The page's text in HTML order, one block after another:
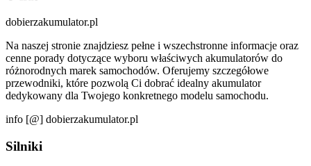
dobierzakumulator.pl
Na naszej stronie znajdziesz pełne i wszechstronne informacje oraz
cenne porady dotyczące wyboru właściwych akumulatorów do
różnorodnych marek samochodów. Oferujemy szczegółowe
przewodniki, które pozwolą Ci dobrać idealny akumulator
dedykowany dla Twojego konkretnego modelu samochodu.
info [@] dobierzakumulator.pl
Silniki